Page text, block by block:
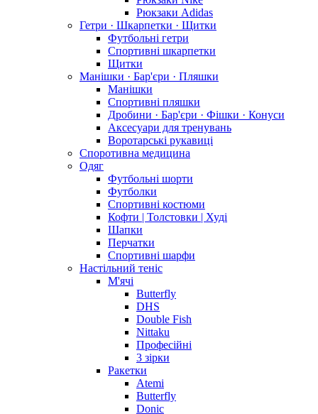
Рюкзаки Adidas
Гетри · Шкарпетки · Щитки
Футбольні гетри
Спортивні шкарпетки
Щитки
Манішки · Бар'єри · Пляшки
Манішки
Спортивні пляшки
Дробини · Бар'єри · Фішки · Конуси
Аксесуари для тренувань
Воротарські рукавиці
Споротивна медицина
Одяг
Футбольні шорти
Футболки
Спортивні костюми
Кофти | Толстовки | Худі
Шапки
Перчатки
Спортивні шарфи
Настільний теніс
М'ячі
Butterfly
DHS
Double Fish
Nittaku
Професійні
3 зірки
Ракетки
Atemi
Butterfly
Donic